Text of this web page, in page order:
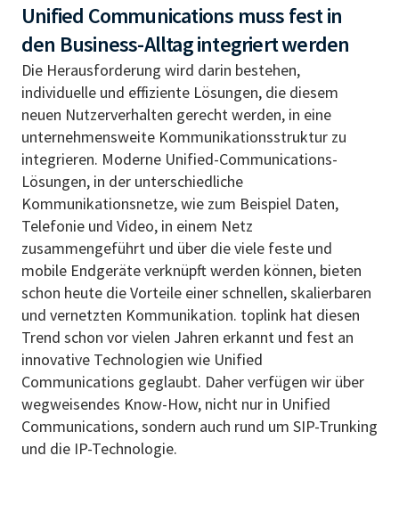
Unified Communications muss fest in
den Business-Alltag integriert werden
Die Herausforderung wird darin bestehen,
individuelle und effiziente Lösungen, die diesem
neuen Nutzerverhalten gerecht werden, in eine
unternehmensweite Kommunikationsstruktur zu
integrieren. Moderne Unified-Communications-
Lösungen, in der unterschiedliche
Kommunikationsnetze, wie zum Beispiel Daten,
Telefonie und Video, in einem Netz
zusammengeführt und über die viele feste und
mobile Endgeräte verknüpft werden können, bieten
schon heute die Vorteile einer schnellen, skalierbaren
und vernetzten Kommunikation. toplink hat diesen
Trend schon vor vielen Jahren erkannt und fest an
innovative Technologien wie Unified
Communications geglaubt. Daher verfügen wir über
wegweisendes Know-How, nicht nur in Unified
Communications, sondern auch rund um SIP-Trunking
und die IP-Technologie.